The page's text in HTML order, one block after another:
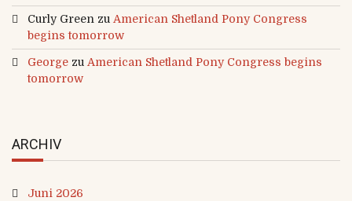
Curly Green zu American Shetland Pony Congress
begins tomorrow
George zu American Shetland Pony Congress begins
tomorrow
ARCHIV
Juni 2026